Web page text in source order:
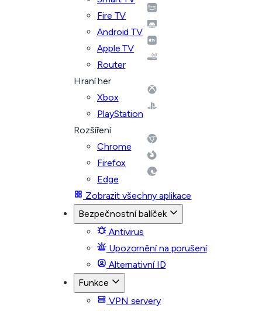
Fire TV
Android TV
Apple TV
Router
Hraní her
Xbox
PlayStation
Rozšíření
Chrome
Firefox
Edge
Zobrazit všechny aplikace
Bezpečnostní balíček
Antivirus
Upozornění na porušení
Alternativní ID
Funkce
VPN servery